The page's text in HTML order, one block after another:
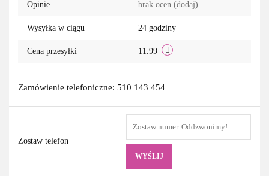
Opinie brak ocen (dodaj)
Wysyłka w ciągu 24 godziny
Cena przesyłki 11.99
Zamówienie telefoniczne: 510 143 454
Zostaw telefon
WYŚLIJ